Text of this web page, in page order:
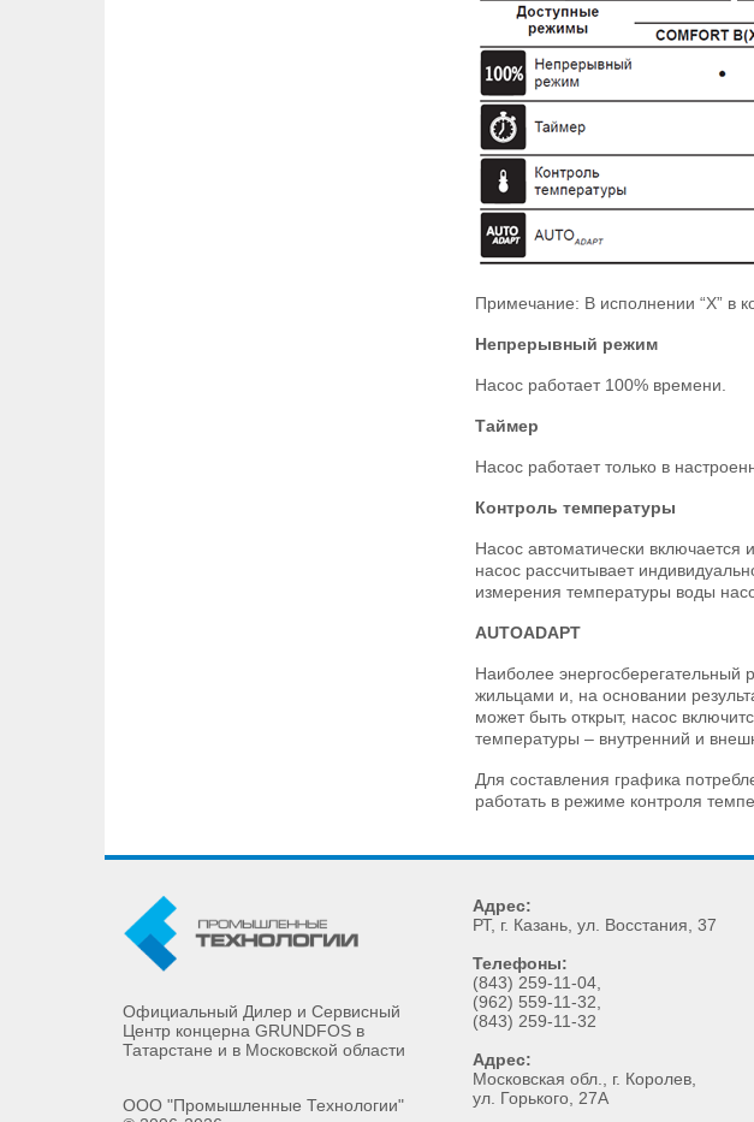
Примечание: В исполнении “X” в
Непрерывный режим
Насос работает 100% времени.
Таймер
Насос работает только в
Контроль температуры
Насос автоматически
насос рассчитывает
измерения температуры воды
AUTOADAPT
Наиболее
жильцами и, на основании
может быть открыт, насос
температуры – внутренний и
Для составления графика
работать в режиме контроля
Официальный Дилер и Сервисный
Центр концерна GRUNDFOS в
Татарстане и в Московской области
ООО "Промышленные Технологии"
Адрес:
РТ, г. Казань ул. Восстания, 37
Телефоны:
(843) 259-11-04
(962) 559-11-32
(843) 259-11-32
Адрес:
Московская обл., г. Королев,
ул. Горького, 27А